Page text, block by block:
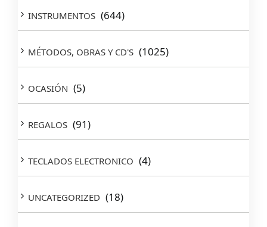
INSTRUMENTOS (644)
MÉTODOS, OBRAS Y CD'S (1025)
OCASIÓN (5)
REGALOS (91)
TECLADOS ELECTRONICO (4)
UNCATEGORIZED (18)